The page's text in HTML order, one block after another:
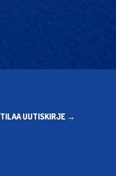
TILAA UUTISKIRJE →